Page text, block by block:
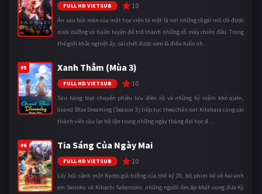
FULL HD VIETSUB 10
Ẩn sau bức màn của một học viện bí mật là nơi những cô gái mồ côi được
nuôi dưỡng và huấn luyện để trở thành những cỗ máy chiến đấu. Trong
thế giới khắc nghiệt ấy, cái chết được xem là điều hiển nh ...
#5 Xanh Thẳm (Mùa 3)
FULL HD VIETSUB 10
Sau hàng loạt chuyến phiêu lưu điên rồ và những kỷ niệm khó quên,
Grand Blue Dreaming (Season 3) tiếp tục theo chân Iori Kitahara cùng các
thành viên câu lạc bộ lặn trong những ngày tháng đại học đ ...
#6 Tia Sáng Của Ngày Mai
FULL HD VIETSUB 10
Lấy bối cảnh một Kyoto giả tưởng của thế kỷ 20, bộ phim kể về hai anh
em Seiroku và Kihachi Sakamoto, những người ôm ấp khát vọng đưa Kỷ